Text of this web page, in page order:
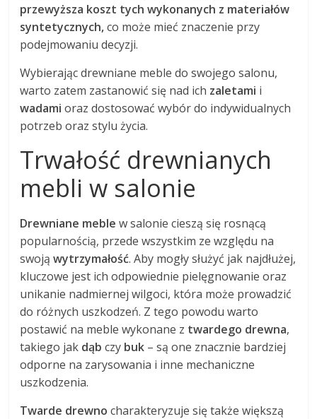
przewyższa koszt tych wykonanych z materiałów
syntetycznych,co może mieć znaczenie przy
podejmowaniu decyzji.
Wybierając drewniane meble do swojego salonu,
warto zatem zastanowić się nad ich zaletami i
wadami oraz dostosować wybór do indywidualnych
potrzeb oraz stylu życia.
Trwałość drewnianych
mebli w salonie
Drewniane meble w salonie cieszą się rosnącą
popularnością, przede wszystkim ze względu na
swojąwytrzymałość. Aby mogły służyć jak najdłużej,
kluczowe jest ich odpowiednie pielęgnowanie oraz
unikanie nadmiernej wilgoci, która może prowadzić
do różnych uszkodzeń. Z tego powodu warto
postawić na meble wykonane z twardego drewna,
takiego jak dąb czy buk – są one znacznie bardziej
odporne na zarysowania i inne mechaniczne
uszkodzenia.
Twarde drewno charakteryzuje się także większą